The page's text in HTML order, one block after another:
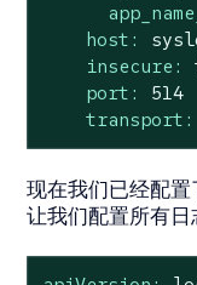
host:
insecure:
port:
514
transport:
现在我们已经配置
让我们配置所有